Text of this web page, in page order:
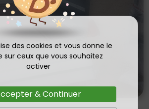
des cookies et vous donne le
sur ceux que vous souhaitez
activer
& Continuer